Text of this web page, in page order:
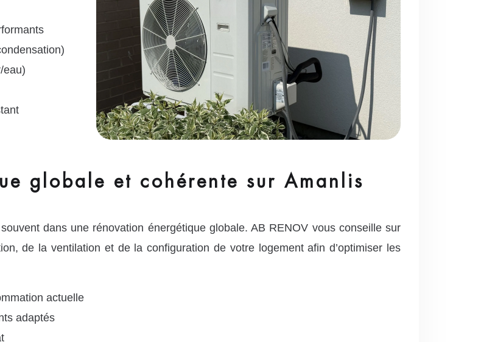
eau)
globale et cohérente sur Amanlis
dans une rénovation énergétique globale. AB RENOV vous conseille sur
de la ventilation et de la configuration de votre logement afin d’optimiser les
actuelle
adaptés